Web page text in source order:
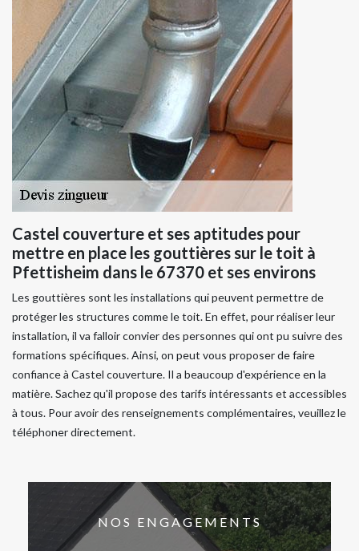
Castel couverture et ses aptitudes pour
mettre en place les gouttières sur le toit à
Pfettisheim dans le 67370 et ses environs
Les gouttières sont les installations qui peuvent permettre de
protéger les structures comme le toit. En effet, pour réaliser leur
installation, il va falloir convier des personnes qui ont pu suivre des
formations spécifiques. Ainsi, on peut vous proposer de faire
confiance à Castel couverture. Il a beaucoup d'expérience en la
matière. Sachez qu'il propose des tarifs intéressants et accessibles
à tous. Pour avoir des renseignements complémentaires, veuillez le
téléphoner directement.
NOS ENGAGEMENTS